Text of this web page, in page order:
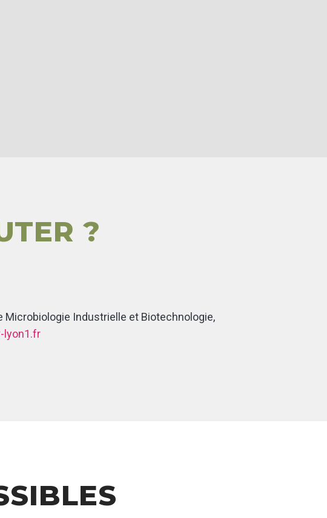
?
Industrielle et Biotechnologie,
lyon1.fr